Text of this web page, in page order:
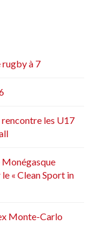
rugby à 7
les U17
Monégasque
« Clean Sport in
Monte-Carlo